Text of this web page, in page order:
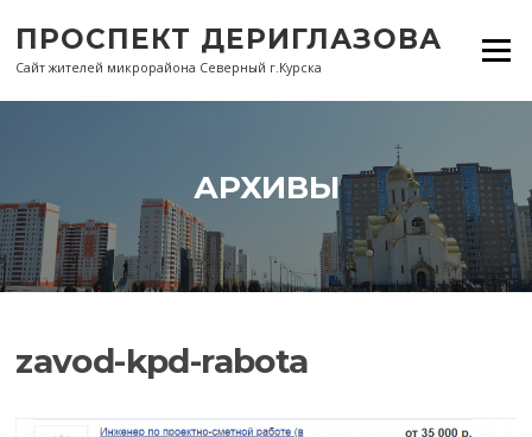
содержанию
ПРОСПЕКТ ДЕРИГЛАЗОВА
Сайт жителей микрорайона Северный г.Курска
Меню
АРХИВЫ
zavod-kpd-rabota